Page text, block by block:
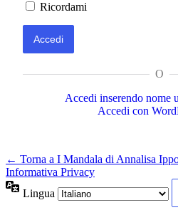
Ricordami
O
Accedi inserendo nome
Accedi con
← Torna a I Mandala di Annalisa
Informativa Privacy
Lingua